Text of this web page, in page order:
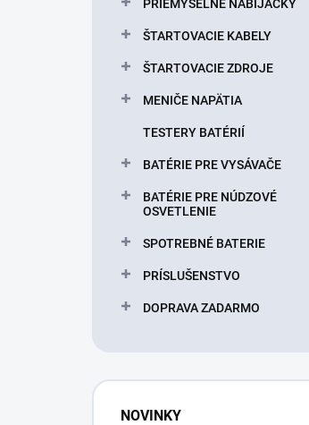
PRIEMYSELNÉ NABÍJAČKY
ŠTARTOVACIE KABELY
ŠTARTOVACIE ZDROJE
MENIČE NAPÄTIA
TESTERY BATÉRIÍ
BATÉRIE PRE VYSÁVAČE
BATÉRIE PRE NÚDZOVÉ
OSVETLENIE
SPOTREBNÉ BATERIE
PRÍSLUŠENSTVO
DOPRAVA ZADARMO
NOVINKY